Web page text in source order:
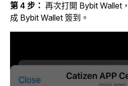
第 4 步： 再次打開 Bybit Wallet
成 Bybit Wallet 簽到。